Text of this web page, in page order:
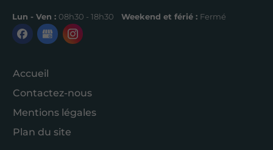
Lun - Ven : 08h30 - 18h30 Weekend et férié : Fermé
Accueil
Contactez-nous
Mentions légales
Plan du site